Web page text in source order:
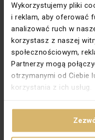
Wykorzystujemy pliki
i reklam, aby oferować
analizować ruch w
korzystasz z naszej
społecznościowym,
Partnerzy mogą
otrzymanymi od Ciebie
korzystania z ich usług.
Lampka modułowa służy do
Wskazuje optycznie wartość
diod LED, oznaczonych jako
Lampka modułowa, może być
punkt zerowy.
Dane techniczne
Rodzina